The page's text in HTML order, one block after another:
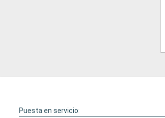
Puesta en servicio: